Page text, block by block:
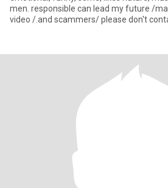
men. responsible can lead my future /man psycho about s*x
video /.and scammers/ please don't